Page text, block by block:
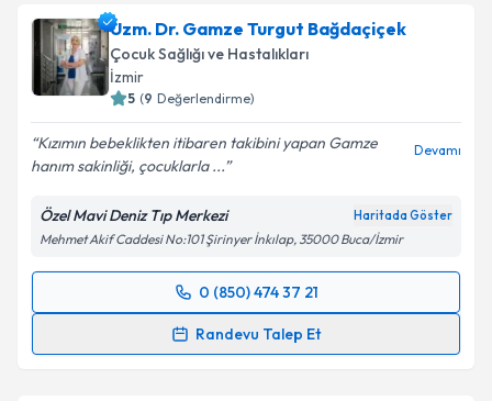
Uzm. Dr. Gamze Turgut Bağdaçiçek
Çocuk Sağlığı ve Hastalıkları
İzmir
5 (9 Değerlendirme)
Kızımın bebeklikten itibaren takibini yapan Gamze
hanım sakinliği, çocuklarla ...
Devamı
Özel Mavi Deniz Tıp Merkezi Haritada Göster
Mehmet Akif Caddesi No:101 Şirinyer İnkılap, 35000 Buca/İzmir
0 (850) 474 37 21
Randevu Talep Et
Randevu Takvimi Talebi